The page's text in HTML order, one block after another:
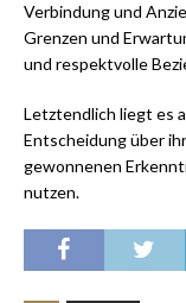
Verbindung und
Grenzen und
und respektvolle
Letztendlich liegt es
Entscheidung über
gewonnenen
nutzen.